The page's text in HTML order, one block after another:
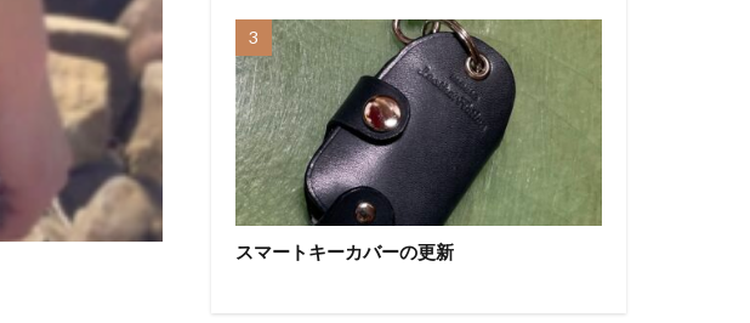
スマートキーカバーの更新